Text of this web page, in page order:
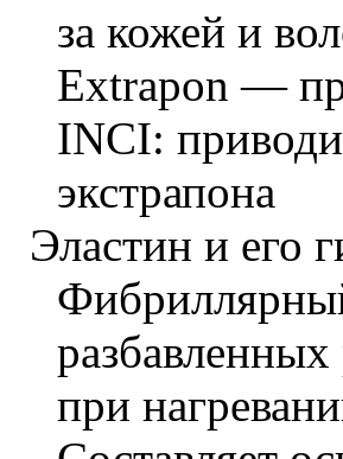
за кожей и
Extrapon —
INCI:
экстрапона
Эластин и его
при